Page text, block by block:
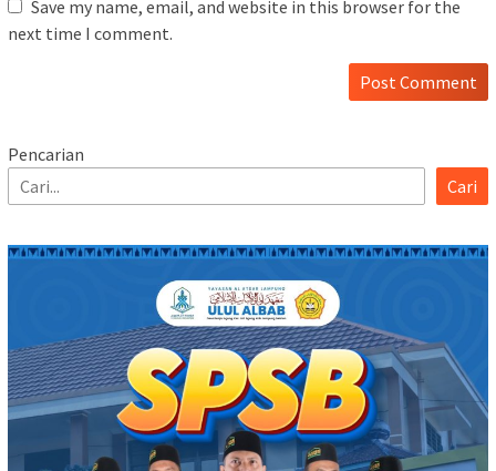
Save my name, email, and website in this browser for the
next time I comment.
Pencarian
Cari